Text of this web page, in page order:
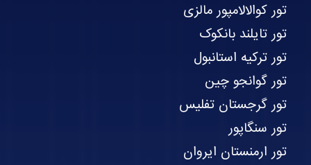
تور کوالالامپور مالزی
تور تایلند بانکوک
تور ترکیه استانبول
تور گوانجو چین
تور گرجستان تفلیس
تور سنگاپور
تور ارمنستان ایروان